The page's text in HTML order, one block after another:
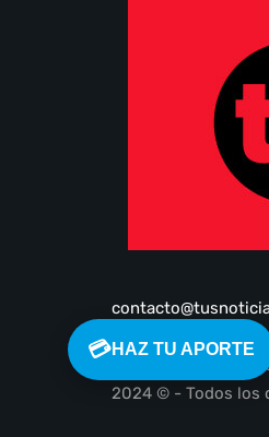
Guardia Vieja N°
1 Poniente 45,
2024 © - Todos los
💳HAZ TU APORTE